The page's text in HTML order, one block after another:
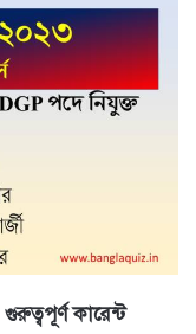
গুরুত্বপূর্ণ কারেন্ট